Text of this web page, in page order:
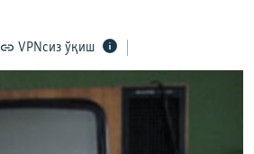
VPNсиз ўқиш